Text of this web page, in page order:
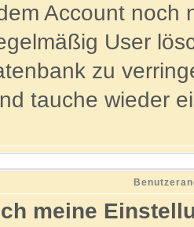
Account noch
User
zu
tauche wieder
meine